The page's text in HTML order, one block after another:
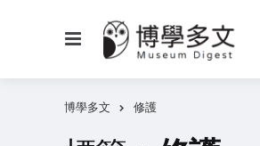
博學多文 修護